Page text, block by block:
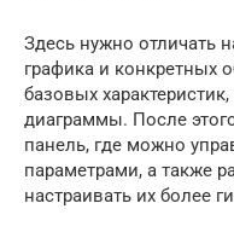
Здесь нужно отличать
графика и конкретных
базовых
диаграммы. После
панель, где можно
параметрами, а также
настраивать их более